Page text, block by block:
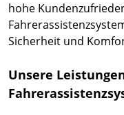
hohe
Sicherheit und
Unsere